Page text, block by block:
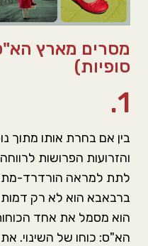
מסרים מארץ
סופיות)
1.
בין אם בחרת אותו מתוך
והזרועות הפרושות
לתת למראה הורדרד-
ברבאבא הוא לא רק דמות
הוא מסמל את אחד
הא"ס: כוחו של השינוי.